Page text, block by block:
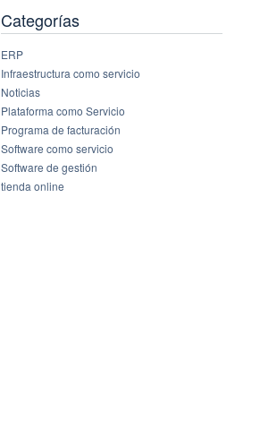
Categorías
ERP
Infraestructura como servicio
Noticias
Plataforma como Servicio
Programa de facturación
Software como servicio
Software de gestión
tienda online